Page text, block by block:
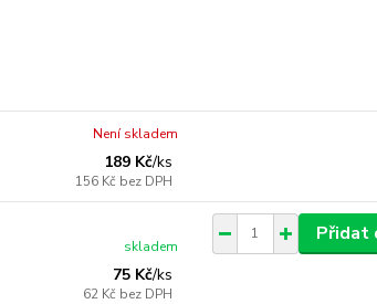
189 Kč/ks
156 Kč bez DPH
Není skladem
75 Kč/ks
62 Kč bez DPH
skladem
Přidat